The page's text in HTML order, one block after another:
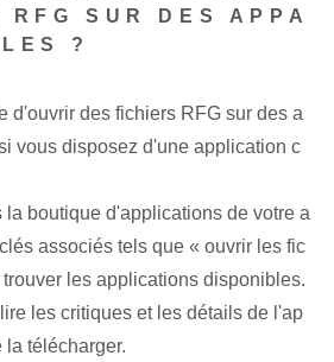
SUR DES APPA
?
d'ouvrir des fichiers RFG sur des a
vous disposez d'une application c
la boutique d'applications de votre a
associés tels que « ouvrir les fic
les applications disponibles.
les critiques⁤ et⁣ les détails de l'ap
la télécharger.